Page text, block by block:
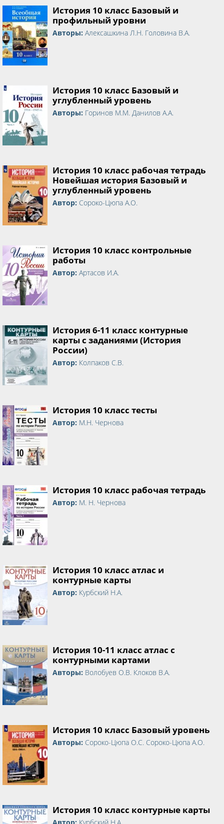
История 10 класс Базовый и
профильный уровни
Авторы: Алексашкина Л.Н. Головина В.А.
История 10 класс Базовый и
углубленный уровень
Авторы: Горинов М.М. Данилов А.А.
История 10 класс рабочая тетрадь
Новейшая история Базовый и
углубленный уровень
Автор: Сороко-Цюпа А.О.
История 10 класс контрольные
работы
Автор: Артасов И.А.
История 6-11 класс контурные
карты с заданиями (История
России)
Автор: Колпаков С.В.
История 10 класс тесты
Автор: М.Н. Чернова
История 10 класс рабочая тетрадь
Автор: М. Н. Чернова
История 10 класс атлас и
контурные карты
Автор: Курбский Н.А.
История 10-11 класс атлас с
контурными картами
Авторы: Волобуев О.В. Клоков В.А.
История 10 класс Базовый уровень
Авторы: Сороко-Цюпа О.С. Сороко-Цюпа А.О.
История 10 класс контурные карты